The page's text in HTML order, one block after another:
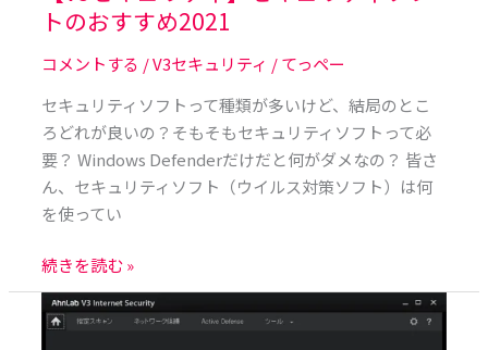
トのおすすめ2021
コメントする /V3セキュリティ /てっペー
セキュリティソフトって種類が多いけど、結局のとこ
ろどれが良いの？そもそもセキュリティソフトって必
要？ Windows Defenderだけだと何がダメなの？ 皆さ
ん、セキュリティソフト（ウイルス対策ソフト）は何
を使ってい
テ
ィ
ソ
の
お
す
め
続きを読む »
【V3
セ